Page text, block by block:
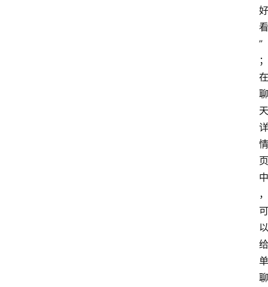
好
看
”
；
在
聊
天
详
情
页
中
，
可
以
给
单
聊